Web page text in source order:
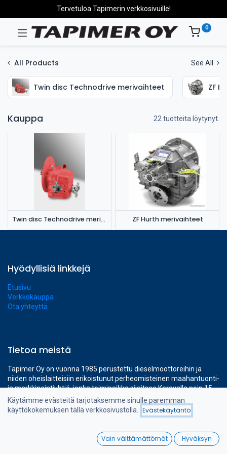
Nimi (A-Ö)
Wishlist
Tervetuloa Tapimerin verkkosivuille!
0
All Products See All
Twin disc Technodrive merivaihteet ZF
Kauppa 22 tuotteita löytynyt.
Twin disc Technodrive merivaihteet ZF Hurth merivaihteet
Hyödyllisiä linkkejä
Etusivu
Verkkokauppa
Ota yhteyttä
Tietoa meistä
Tapimer Oy on vuonna 1985 perustettu dieselmoottoreihin ja
niiden oheislaitteisiin erikoistunut perheomisteinen maahantuonti-
ja markkinointiyhtiö, jonka toimipaikka sijaitsee Keravalla noin 15
minuutin ajomatkan etäisyydellä Helsinki-Vantaan lentokentältä.
Yhtiön omat ajanmukaiset 1400 m² toimitilat kattavat kaikki
tarvittavat toiminnot ammattimaiseen dieselmoottorimyynnin
Käytämme evästeitä tarjotaksemme sinulle paremman
käyttökokemuksen tällä verkkosivustolla.
Evästekäytäntö
Vain välttämättömät Hyväksyn